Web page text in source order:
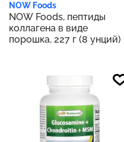
NOW Foods
NOW Foods, пептиды
коллагена в виде
порошка, 227 г (8 унций)